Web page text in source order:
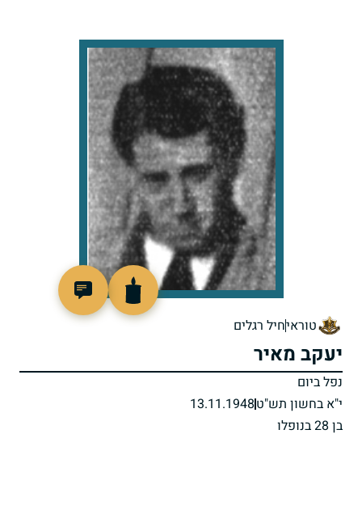
טוראיחיל רגלים
יעקב מאיר
נפל ביום
י"א בחשון תש"ט13.11.1948
בן 28 בנופלו